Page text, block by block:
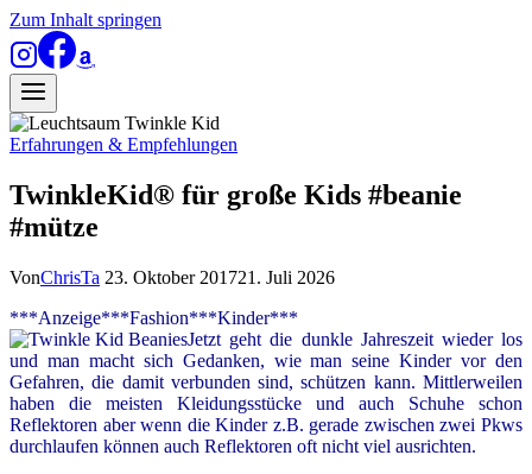
Zum Inhalt springen
Erfahrungen & Empfehlungen
TwinkleKid® für große Kids #beanie
#mütze
VonChrisTa 23. Oktober 201721. Juli 2026
***Anzeige***Fashion***Kinder***
Jetzt geht die dunkle Jahreszeit wieder los
und man macht sich Gedanken, wie man seine Kinder vor den
Gefahren, die damit verbunden sind, schützen kann. Mittlerweilen
haben die meisten Kleidungsstücke und auch Schuhe schon
Reflektoren aber wenn die Kinder z.B. gerade zwischen zwei Pkws
durchlaufen können auch Reflektoren oft nicht viel ausrichten.